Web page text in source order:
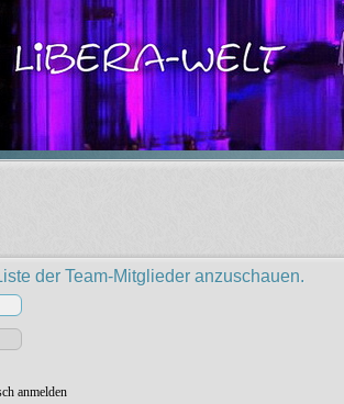
der Team-Mitglieder anzuschauen.
anmelden